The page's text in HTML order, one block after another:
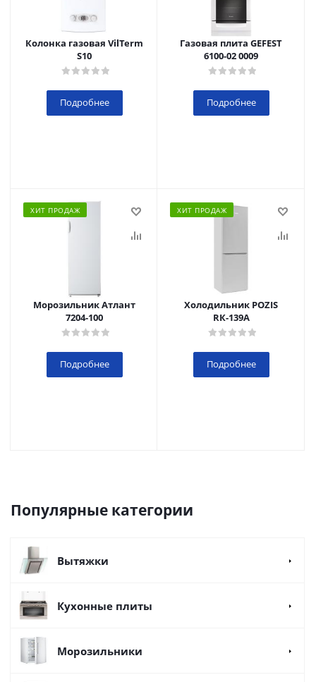
Колонка газовая VilTerm
S10
Подробнее
Газовая плита GEFEST
6100-02 0009
Подробнее
ХИТ ПРОДАЖ
Морозильник Атлант
7204-100
Подробнее
ХИТ ПРОДАЖ
Холодильник POZIS
RК-139А
Подробнее
Популярные категории
Вытяжки
Кухонные плиты
Морозильники